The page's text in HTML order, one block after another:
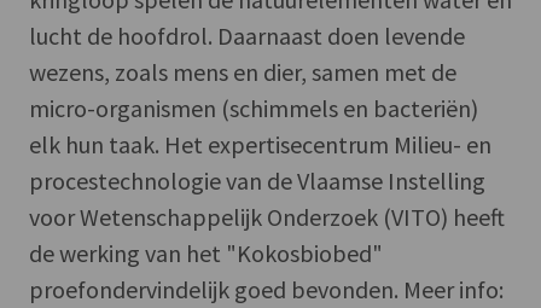
lucht de hoofdrol. Daarnaast doen levende
wezens, zoals mens en dier, samen met de
micro-organismen (schimmels en bacteriën)
elk hun taak. Het expertisecentrum Milieu- en
procestechnologie van de Vlaamse Instelling
voor Wetenschappelijk Onderzoek (VITO) heeft
de werking van het "Kokosbiobed"
proefondervindelijk goed bevonden. Meer info: